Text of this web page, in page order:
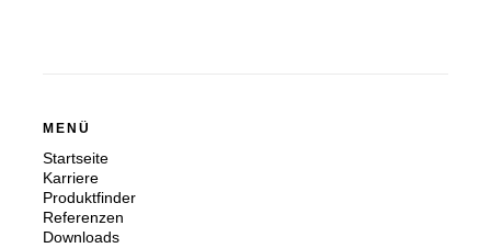
MENÜ
Startseite
Karriere
Produktfinder
Referenzen
Downloads